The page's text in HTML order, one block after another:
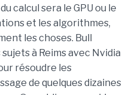
calcul sera le GPU ou le
et les algorithmes,
les choses. Bull
à Reims avec Nvidia
résoudre les
de quelques dizaines